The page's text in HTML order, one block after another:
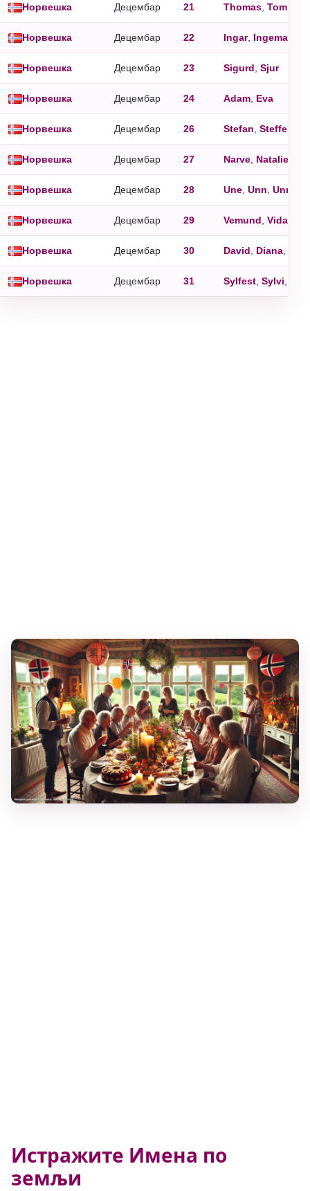
Норвешка Децембар 21 Thomas Tom
Норвешка Децембар 22 Ingar, Ingemar
Норвешка Децембар 23 Sigurd Sjur
Норвешка Децембар 24 Adam Eva
Норвешка Децембар 26 Stefan Steffen
Норвешка Децембар 27 Narve Natalie
Норвешка Децембар 28 Une Unn Unni
Норвешка Децембар 29 Vemund Vidar
Норвешка Децембар 30 David Diana
Норвешка Децембар 31 Sylfest Sylvi
Истражите Имена по
земљи